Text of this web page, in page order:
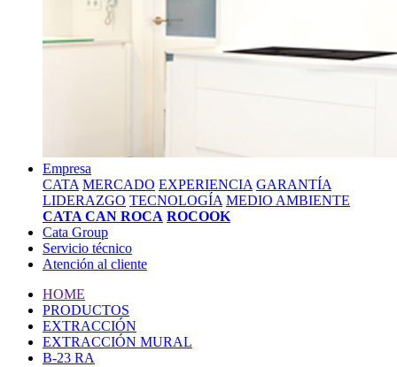
Empresa
CATA MERCADO EXPERIENCIA GARANTÍA
LIDERAZGO TECNOLOGÍA MEDIO AMBIENTE
CATA CAN ROCA ROCOOK
Cata Group
Servicio técnico
Atención al cliente
HOME
PRODUCTOS
EXTRACCIÓN
EXTRACCIÓN MURAL
B-23 RA